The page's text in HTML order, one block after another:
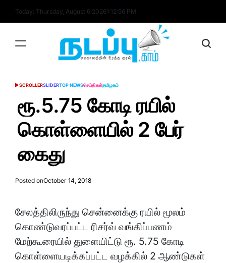
Today: Thursday, August 6 20261:12:57 PM
POSTED
SCROLLERSLIDERTOP NEWSசெய்திகள்தமிழகம்
ரூ.5.75 கோடி ரயில்
கொள்ளையில் 2 பேர்
கைது
Posted onOctober 14, 2018
சேலத்திலிருந்து சென்னைக்கு ரயில் மூலம்
கொண்டுவரப்பட்ட ரிசர்வ் வங்கிப்பணம்
மேற்கூரையில் துளையிட்டு ரூ. 5.75 கோடி
கொள்ளையடிக்கப்பட்ட வழக்கில் 2 ஆண்டுகள்